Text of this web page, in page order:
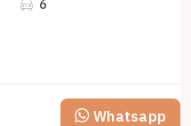
6
Whatsapp